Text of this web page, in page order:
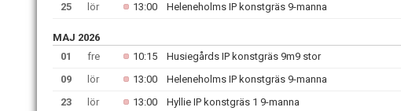
25
lör 13:00 Heleneholms IP konstgräs 9-manna
MAJ 2026
01
fre 10:15 Husiegårds IP konstgräs 9m9 stor
09
lör 13:00 Heleneholms IP konstgräs 9-manna
23
lör 13:00 Hyllie IP konstgräs 1 9-manna